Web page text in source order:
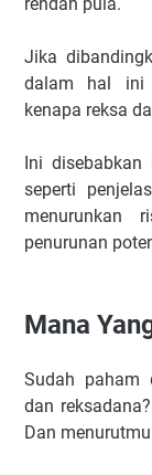
Jika
dalam hal ini
kenapa reksa
Ini disebabkan
seperti
menurunkan
penurunan
Mana
Sudah paham
dan
Dan